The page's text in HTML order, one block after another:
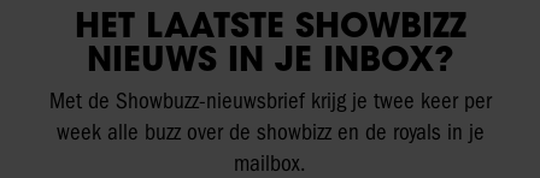
HET LAATSTE SHOWBIZZ
NIEUWS IN JE INBOX?
Met de Showbuzz-nieuwsbrief krijg je twee keer per
week alle buzz over de showbizz en de royals in je
mailbox.